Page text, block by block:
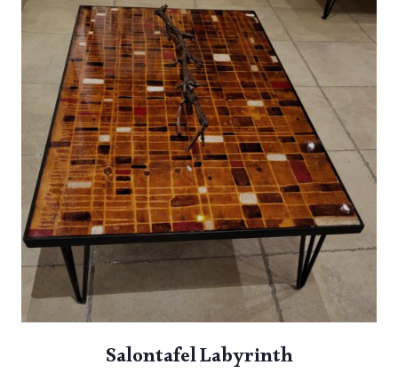
Salontafel Labyrinth